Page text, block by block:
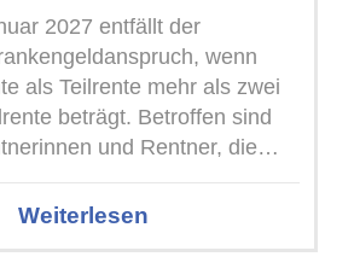
2027 entfällt der
wenn
als Teilrente mehr als zwei
beträgt. Betroffen sind
und Rentner, die
Weiterlesen